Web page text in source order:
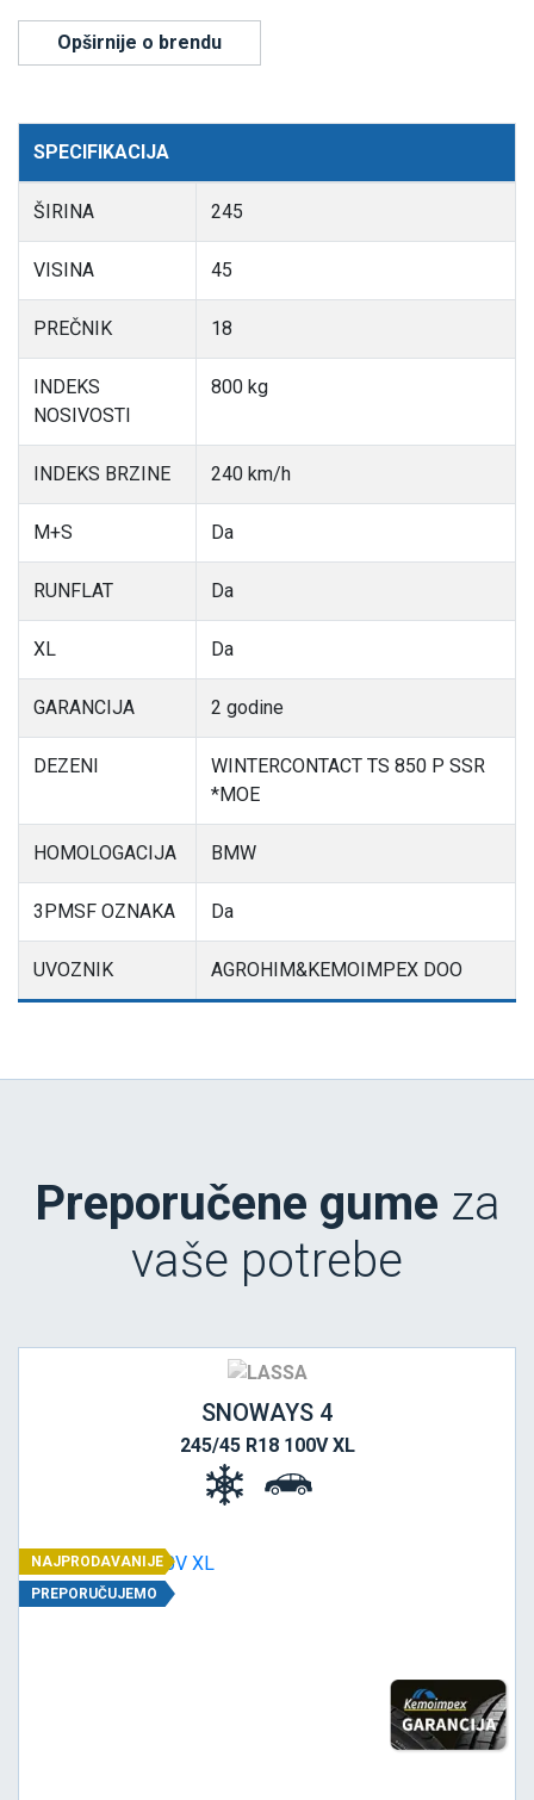
Opširnije o brendu
SPECIFIKACIJA
ŠIRINA 245
VISINA 45
PREČNIK 18
INDEKS
NOSIVOSTI
800 kg
INDEKS BRZINE 240 km/h
M+S Da
RUNFLAT Da
XL Da
GARANCIJA 2 godine
DEZENI
WINTERCONTACT TS 850 P SSR
*MOE
HOMOLOGACIJA BMW
3PMSF OZNAKA Da
UVOZNIK AGROHIM&KEMOIMPEX DOO
Preporučene gume za
vaše potrebe
SNOWAYS 4
245/45 R18 100V XL
NAJPRODAVANIJE
PREPORUČUJEMO